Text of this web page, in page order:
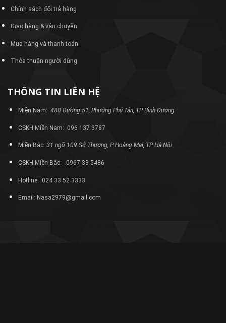
Chính sách đổi trả hàng
Giao hàng & vận chuyển
Mua hàng và thanh toán
Thỏa thuận người dùng
THÔNG TIN LIÊN HỆ
Miền Nam: 480 Đường 51, Phường Phú Tân, TP Bình Dương
CSKH Miền Nam: 096 137 3787
Miền Bắc: 31 ngõ 109 Sở Thượng, P Hoàng Mai, TP Hà Nội
CSKH Miền Bắc: 0967 33 5486
Hotline: 024 33 52 3333
Email: Nasa2979@gmail.com